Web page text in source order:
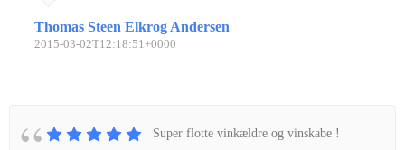
Thomas Steen Elkrog Andersen
2015-03-02T12:18:51+0000
Super flotte vinkældre og vinskabe !